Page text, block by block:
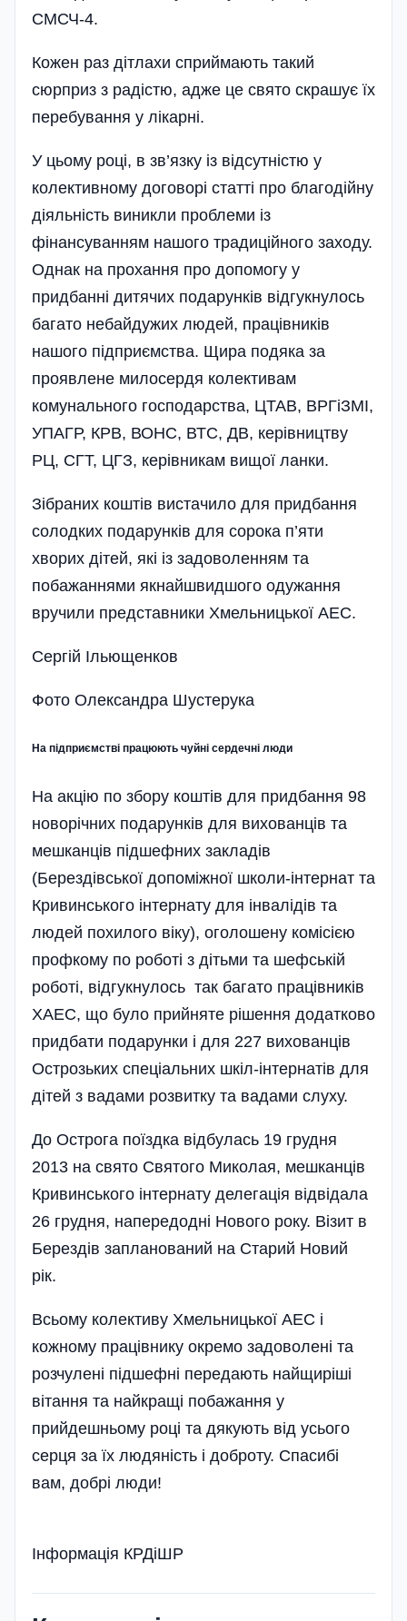
СМСЧ-4.
Кожен раз дітлахи сприймають такий
сюрприз з радістю, адже це свято скрашує їх
перебування у лікарні.
У цьому році, в зв’язку із відсутністю у
колективному договорі статті про благодійну
діяльність виникли проблеми із
фінансуванням нашого традиційного заходу.
Однак на прохання про допомогу у
придбанні дитячих подарунків відгукнулось
багато небайдужих людей, працівників
нашого підприємства. Щира подяка за
проявлене милосердя колективам
комунального господарства, ЦТАВ, ВРГіЗМІ,
УПАГР, КРВ, ВОНС, ВТС, ДВ, керівництву
РЦ, СГТ, ЦГЗ, керівникам вищої ланки.
Зібраних коштів вистачило для придбання
солодких подарунків для сорока п’яти
хворих дітей, які із задоволенням та
побажаннями якнайшвидшого одужання
вручили представники Хмельницької АЕС.
Сергій Ільющенков
Фото Олександра Шустерука
На підприємстві працюють чуйні сердечні люди
На акцію по збору коштів для придбання 98
новорічних подарунків для вихованців та
мешканців підшефних закладів
(Берездівської допоміжної школи-інтернат та
Кривинського інтернату для інвалідів та
людей похилого віку), оголошену комісією
профкому по роботі з дітьми та шефській
роботі, відгукнулось так багато працівників
ХАЕС, що було прийняте рішення додатково
придбати подарунки і для 227 вихованців
Острозьких спеціальних шкіл-інтернатів для
дітей з вадами розвитку та вадами слуху.
До Острога поїздка відбулась 19 грудня
2013 на свято Святого Миколая, мешканців
Кривинського інтернату делегація відвідала
26 грудня, напередодні Нового року. Візит в
Берездів запланований на Старий Новий
рік.
Всьому колективу Хмельницької АЕС і
кожному працівнику окремо задоволені та
розчулені підшефні передають найщиріші
вітання та найкращі побажання у
прийдешньому році та дякують від усього
серця за їх людяність і доброту. Спасибі
вам, добрі люди!
Інформація КРДіШР